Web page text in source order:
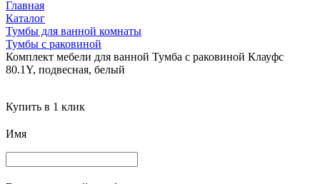
Главная
Каталог
Тумбы для ванной комнаты
Тумбы с раковиной
Комплект мебели для ванной Тумба с раковиной Клауфс
80.1Y, подвесная, белый
Купить в 1 клик
Имя